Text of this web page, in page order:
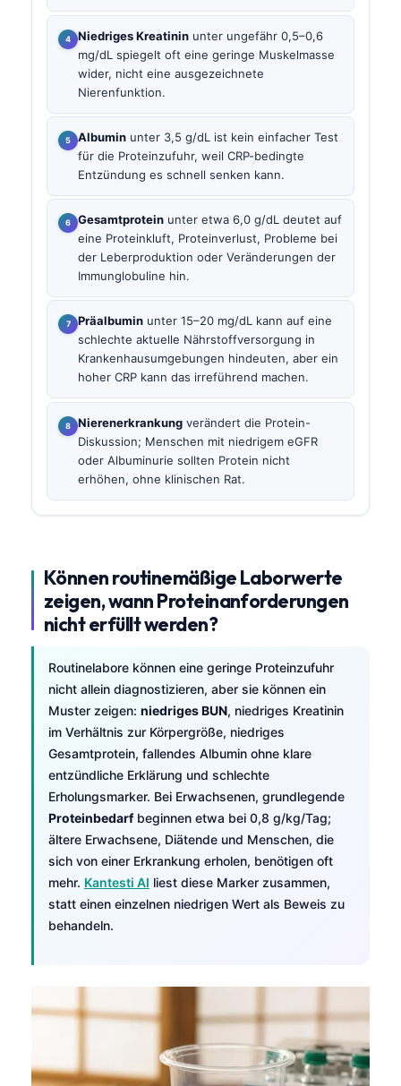
Niedriges Kreatinin unter ungefähr 0,5–0,6
mg/dL spiegelt oft eine geringe Muskelmasse
wider, nicht eine ausgezeichnete
Nierenfunktion.
Albumin unter 3,5 g/dL ist kein einfacher Test
für die Proteinzufuhr, weil CRP-bedingte
Entzündung es schnell senken kann.
Gesamtprotein unter etwa 6,0 g/dL deutet auf
eine Proteinkluft, Proteinverlust, Probleme bei
der Leberproduktion oder Veränderungen der
Immunglobuline hin.
Präalbumin unter 15–20 mg/dL kann auf eine
schlechte aktuelle Nährstoffversorgung in
Krankenhausumgebungen hindeuten, aber ein
hoher CRP kann das irreführend machen.
Nierenerkrankung verändert die Protein-
Diskussion; Menschen mit niedrigem eGFR
oder Albuminurie sollten Protein nicht
erhöhen, ohne klinischen Rat.
Können routinemäßige Laborwerte
zeigen, wann Proteinanforderungen
nicht erfüllt werden?
Routinelabore können eine geringe Proteinzufuhr
nicht allein diagnostizieren, aber sie können ein
Muster zeigen: niedriges BUN, niedriges Kreatinin
im Verhältnis zur Körpergröße, niedriges
Gesamtprotein, fallendes Albumin ohne klare
entzündliche Erklärung und schlechte
Erholungsmarker. Bei Erwachsenen, grundlegende
Proteinbedarfbeginnen etwa bei 0,8 g/kg/Tag;
ältere Erwachsene, Diätende und Menschen, die
sich von einer Erkrankung erholen, benötigen oft
mehr. Kantesti AI liest diese Marker zusammen,
statt einen einzelnen niedrigen Wert als Beweis zu
behandeln.